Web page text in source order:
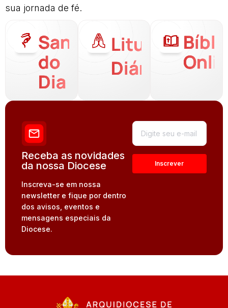
sua jornada de fé.
Santo
do
Dia
Liturgia
Diária
Receba as novidades
da nossa Diocese
Inscreva-se em nossa
newsletter e fique por dentro
dos avisos, eventos e
mensagens especiais da
Diocese.